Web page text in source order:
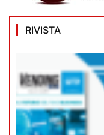
RIVISTA